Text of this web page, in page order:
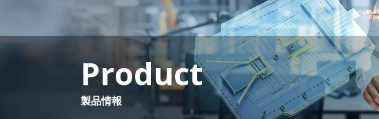
Product
製品情報